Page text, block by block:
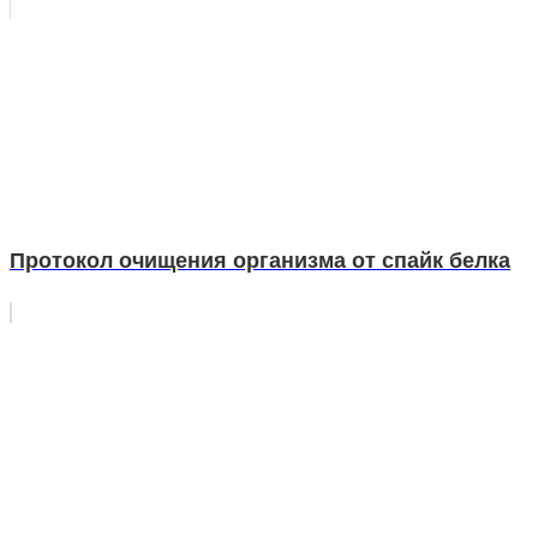
Протокол очищения организма от спайк белка